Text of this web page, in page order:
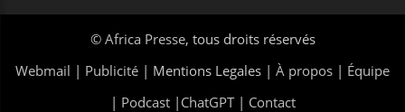
© Africa Presse, tous droits réservés
Webmail | Publicité | Mentions Legales | À propos | Équipe
| Podcast| ChatGPT| Contact